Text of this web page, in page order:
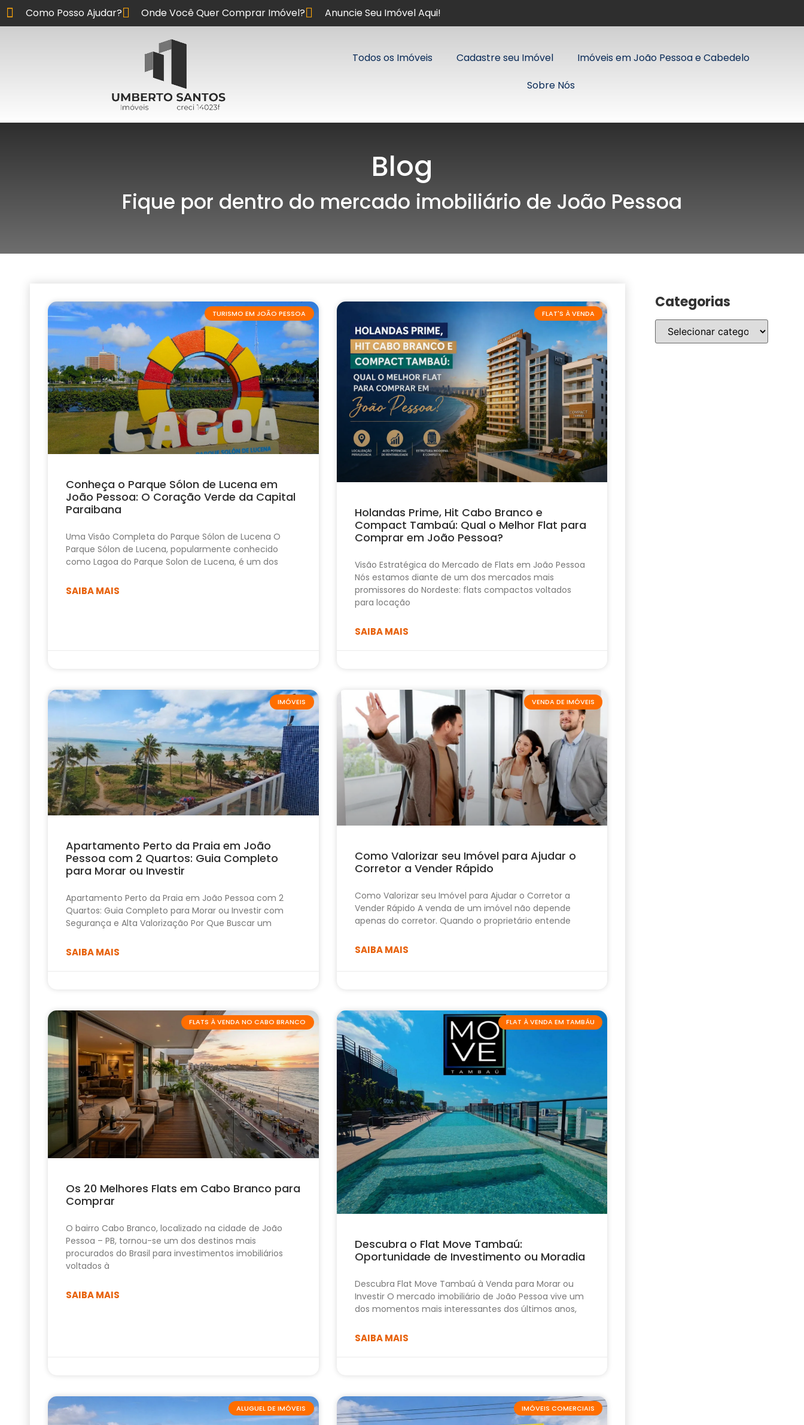
Anuncie Seu Imóvel Aqui!
Como Posso Ajudar? Onde Você Quer Comprar Imóvel?
Todos os Imóveis Cadastre seu Imóvel
Imóveis em João Pessoa e Cabedelo
Sobre Nós
Blog
Fique por dentro do mercado imobiliário de João Pessoa
TURISMO EM JOÃO PESSOA
Conheça o Parque Sólon de Lucena em
João Pessoa: O Coração Verde da Capital
Paraibana
Uma Visão Completa do Parque Sólon de Lucena O
Parque Sólon de Lucena, popularmente conhecido
como Lagoa do Parque Solon de Lucena, é um dos
SAIBA MAIS
FLAT'S À VENDA
Holandas Prime, Hit Cabo Branco e
Compact Tambaú: Qual o Melhor Flat para
Comprar em João Pessoa?
Visão Estratégica do Mercado de Flats em João Pessoa
Nós estamos diante de um dos mercados mais
promissores do Nordeste: flats compactos voltados
para locação
SAIBA MAIS
IMÓVEIS
Apartamento Perto da Praia em João
Pessoa com 2 Quartos: Guia Completo
para Morar ou Investir
Apartamento Perto da Praia em João Pessoa com 2
Quartos: Guia Completo para Morar ou Investir com
Segurança e Alta Valorização Por Que Buscar um
SAIBA MAIS
VENDA DE IMÓVEIS
Como Valorizar seu Imóvel para Ajudar o
Corretor a Vender Rápido
Como Valorizar seu Imóvel para Ajudar o Corretor a
Vender Rápido A venda de um imóvel não depende
apenas do corretor. Quando o proprietário entende
SAIBA MAIS
FLATS À VENDA NO CABO BRANCO
Os 20 Melhores Flats em Cabo Branco para
Comprar
O bairro Cabo Branco, localizado na cidade de João
Pessoa – PB, tornou-se um dos destinos mais
procurados do Brasil para investimentos imobiliários
voltados à
SAIBA MAIS
FLAT À VENDA EM TAMBÁU
Descubra o Flat Move Tambaú:
Oportunidade de Investimento ou Moradia
Descubra Flat Move Tambaú à Venda para Morar ou
Investir O mercado imobiliário de João Pessoa vive um
dos momentos mais interessantes dos últimos anos,
SAIBA MAIS
ALUGUEL DE IMÓVEIS IMÓVEIS COMERCIAIS
Categorias